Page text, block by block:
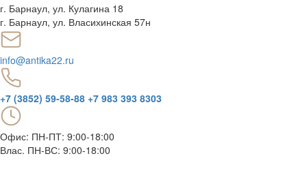
г. Барнаул, ул. Кулагина 18
г. Барнаул, ул. Власихинская 57н
info@antika22.ru
+7 (3852) 59-58-88 +7 983 393 8303
Офис: ПН-ПТ: 9:00-18:00
Влас. ПН-ВС: 9:00-18:00